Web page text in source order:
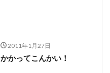
2011年1月27日
かかってこんかい！